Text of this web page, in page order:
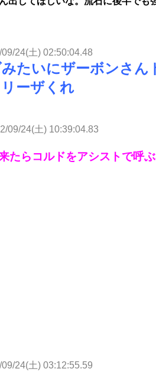
24(土) 02:50:04.48
たいにザーボンさん
ーザくれ
09/24(土) 10:39:04.83
たらコルドをアシストで呼
24(土) 03:12:55.59